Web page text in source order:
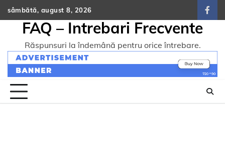
Skip
to
content
sâmbătă, august 8, 2026
FAQ – Intrebari Frecvente
Răspunsuri la îndemână pentru orice întrebare.